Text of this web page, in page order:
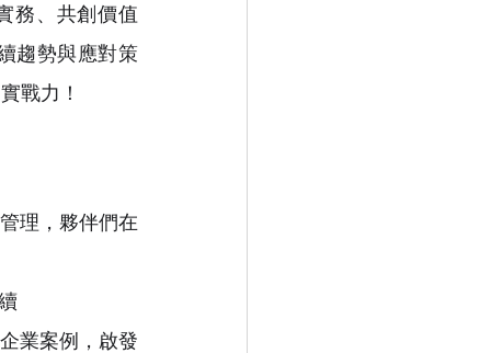
務、共創價值
趨勢與應對策
戰力！
理，夥伴們在
業案例，啟發